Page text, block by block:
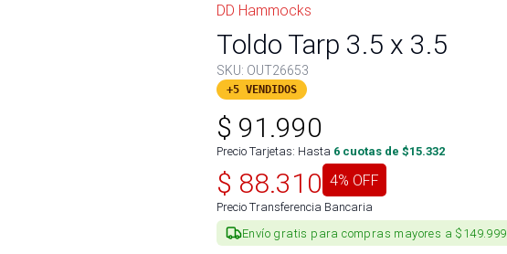
DD Hammocks
Toldo Tarp 3.5 x 3.5
SKU: OUT26653
+5 VENDIDOS
$ 91.990
Precio Tarjetas: Hasta 6 cuotas de $15.332
$ 88.310 4% OFF
Precio Transferencia Bancaria
Envío gratis para compras mayores a $149.999